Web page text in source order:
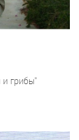
грибы"